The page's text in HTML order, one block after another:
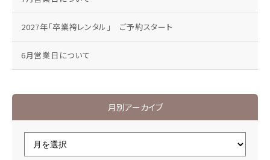
2027年「卒業袴レンタル」 ご予約スタート
6月営業日について
月別アーカイブ